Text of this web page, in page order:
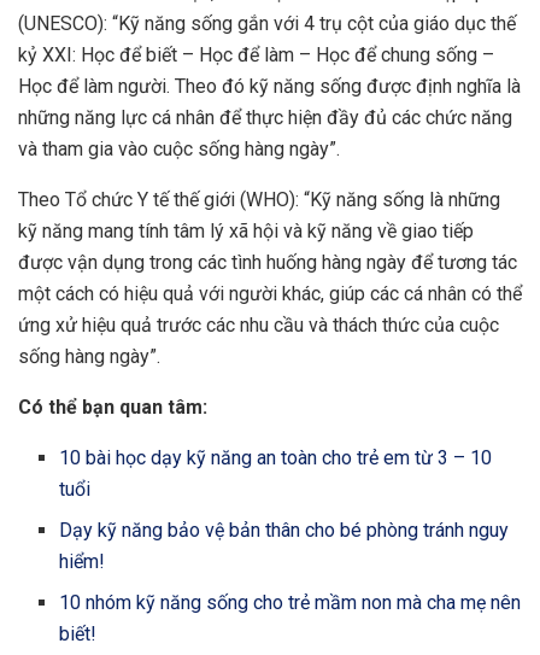
(UNESCO): “Kỹ năng sống gắn với 4 trụ cột của giáo dục thế
kỷ XXI: Học để biết – Học để làm – Học để chung sống –
Học để làm người. Theo đó kỹ năng sống được định nghĩa là
những năng lực cá nhân để thực hiện đầy đủ các chức năng
và tham gia vào cuộc sống hàng ngày”.
Theo Tổ chức Y tế thế giới (WHO): “Kỹ năng sống là những
kỹ năng mang tính tâm lý xã hội và kỹ năng về giao tiếp
được vận dụng trong các tình huống hàng ngày để tương tác
một cách có hiệu quả với người khác, giúp các cá nhân có thể
ứng xử hiệu quả trước các nhu cầu và thách thức của cuộc
sống hàng ngày”.
Có thể bạn quan tâm:
10 bài học dạy kỹ năng an toàn cho trẻ em từ 3 – 10
tuổi
Dạy kỹ năng bảo vệ bản thân cho bé phòng tránh nguy
hiểm!
10 nhóm kỹ năng sống cho trẻ mầm non mà cha mẹ nên
biết!